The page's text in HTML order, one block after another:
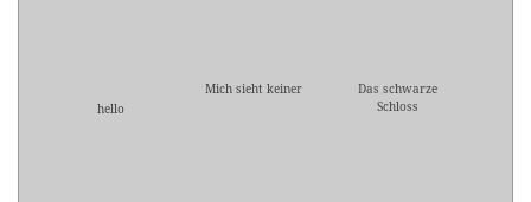
hello
Mich sieht keiner
Das schwarze
Schloss